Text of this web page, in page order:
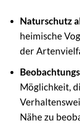
Naturschutz
heimische
der
Möglichkeit,
Nähe zu